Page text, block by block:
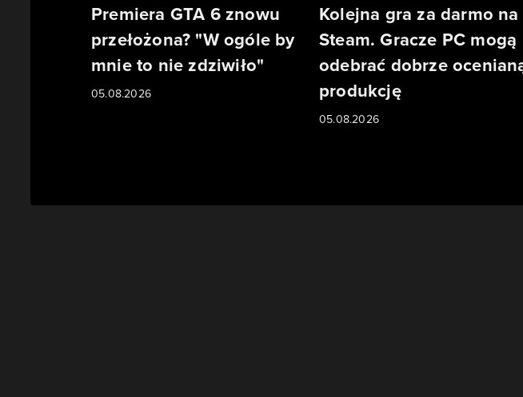
Premiera GTA 6 znowu
przełożona? "W ogóle by
mnie to nie zdziwiło"
05.08.2026
Kolejna gra za darmo na
Steam. Gracze PC mogą
odebrać dobrze
produkcję
05.08.2026